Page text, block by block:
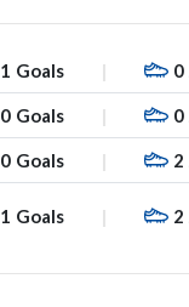
1 Goals 0
0 Goals 0
0 Goals 2
1 Goals 2